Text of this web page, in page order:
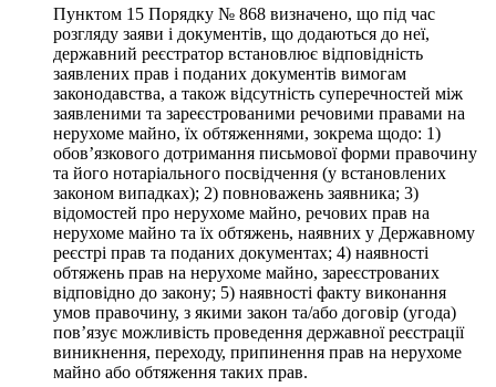
Пунктом 15 Порядку № 868 визначено, що під час
розгляду заяви і документів, що додаються до неї,
державний реєстратор встановлює відповідність
заявлених прав і поданих документів вимогам
законодавства, а також відсутність суперечностей між
заявленими та зареєстрованими речовими правами на
нерухоме майно, їх обтяженнями, зокрема щодо: 1)
обов’язкового дотримання письмової форми правочину
та його нотаріального посвідчення (у встановлених
законом випадках); 2) повноважень заявника; 3)
відомостей про нерухоме майно, речових прав на
нерухоме майно та їх обтяжень, наявних у Державному
реєстрі прав та поданих документах; 4) наявності
обтяжень прав на нерухоме майно, зареєстрованих
відповідно до закону; 5) наявності факту виконання
умов правочину, з якими закон та/або договір (угода)
пов’язує можливість проведення державної реєстрації
виникнення, переходу, припинення прав на нерухоме
майно або обтяження таких прав.